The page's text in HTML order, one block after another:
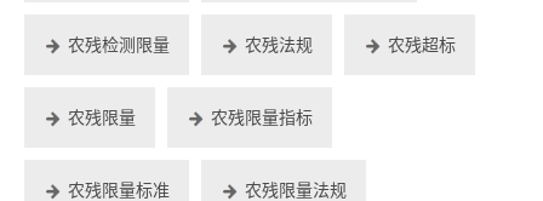
农残检测限量 农残法规 农残超标
农残限量 农残限量指标
农残限量标准 农残限量法规